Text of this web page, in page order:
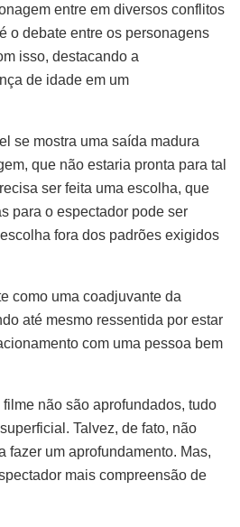
entre em diversos conflitos
o debate entre os personagens
isso, destacando a
de idade em um
se mostra uma saída madura
que não estaria pronta para tal
ser feita uma escolha, que
para o espectador pode ser
fora dos padrões exigidos
como uma coadjuvante da
até mesmo ressentida por estar
com uma pessoa bem
não são aprofundados, tudo
Talvez, de fato, não
fazer um aprofundamento. Mas,
mais compreensão de